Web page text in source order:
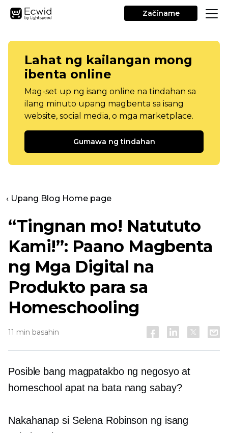
Začíname
Lahat ng kailangan mong
ibenta online
Mag-set up ng isang online na tindahan sa
ilang minuto upang magbenta sa isang
website, social media, o mga marketplace.
Gumawa ng tindahan
‹ Upang Blog Home page
“Tingnan mo! Natututo
Kami!”: Paano Magbenta
ng Mga Digital na
Produkto para sa
Homeschooling
11 min basahin
Posible bang magpatakbo ng negosyo at
homeschool apat na bata nang sabay?
Nakahanap si Selena Robinson ng isang